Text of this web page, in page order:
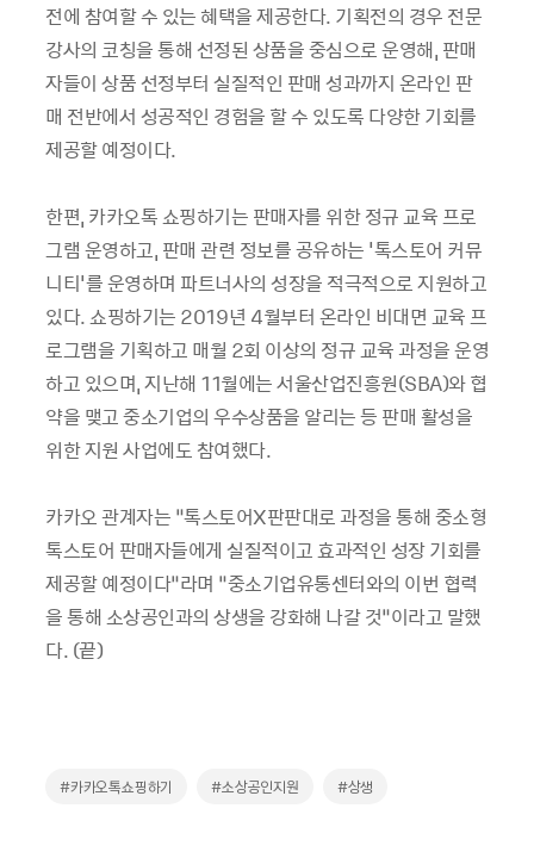
전에 참여할 수 있는 혜택을 제공한다. 기획전의 경우 전문
강사의 코칭을 통해 선정된 상품을 중심으로 운영해, 판매
자들이 상품 선정부터 실질적인 판매 성과까지 온라인 판
매 전반에서 성공적인 경험을 할 수 있도록 다양한 기회를
제공할 예정이다.
한편, 카카오톡 쇼핑하기는 판매자를 위한 정규 교육 프로
그램 운영하고, 판매 관련 정보를 공유하는 '톡스토어 커뮤
니티'를 운영하며 파트너사의 성장을 적극적으로 지원하고
있다. 쇼핑하기는 2019년 4월부터 온라인 비대면 교육 프
로그램을 기획하고 매월 2회 이상의 정규 교육 과정을 운영
하고 있으며, 지난해 11월에는 서울산업진흥원(SBA)와 협
약을 맺고 중소기업의 우수상품을 알리는 등 판매 활성을
위한 지원 사업에도 참여했다.
카카오 관계자는 “톡스토어X판판대로 과정을 통해 중소형
톡스토어 판매자들에게 실질적이고 효과적인 성장 기회를
제공할 예정이다”라며 “중소기업유통센터와의 이번 협력
을 통해 소상공인과의 상생을 강화해 나갈 것”이라고 말했
다. (끝)
#카카오톡쇼핑하기 #소상공인지원 #상생